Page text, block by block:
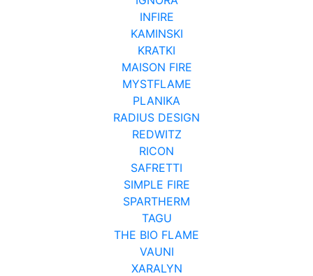
INFIRE
KAMINSKI
KRATKI
MAISON FIRE
MYSTFLAME
PLANIKA
RADIUS DESIGN
REDWITZ
RICON
SAFRETTI
SIMPLE FIRE
SPARTHERM
TAGU
THE BIO FLAME
VAUNI
XARALYN